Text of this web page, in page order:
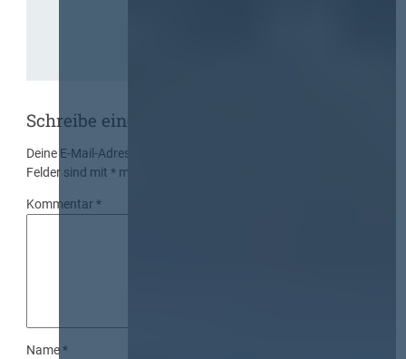
Schreibe einen Kommentar
Deine E-Mail-Adresse wird nicht veröffentlicht.
Felder sind mit* markiert
Kommentar*
Name*